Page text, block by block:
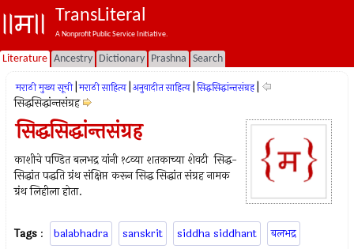
TransLiteral
A Nonprofit Public Service Initiative.
Literature Ancestry Dictionary Prashna Search
मराठी मुख्य सूची मराठी साहित्य अनुवादीत साहित्य सिद्धसिद्धांन्तसंग्रह
सिद्धसिद्धांन्तसंग्रह
सिद्धसिद्धांन्तसंग्रह
काशीचे पण्डित बलभद्र यांनी १८व्या शतकाच्या शेवटी सिद्ध-
सिद्धांत पद्धति ग्रंथ संक्षिप्त करून सिद्ध सिद्धांत संग्रह नामक
ग्रंथ लिहीला होता.
Tags : balabhadra sanskrit siddha siddhant
बलभद्र